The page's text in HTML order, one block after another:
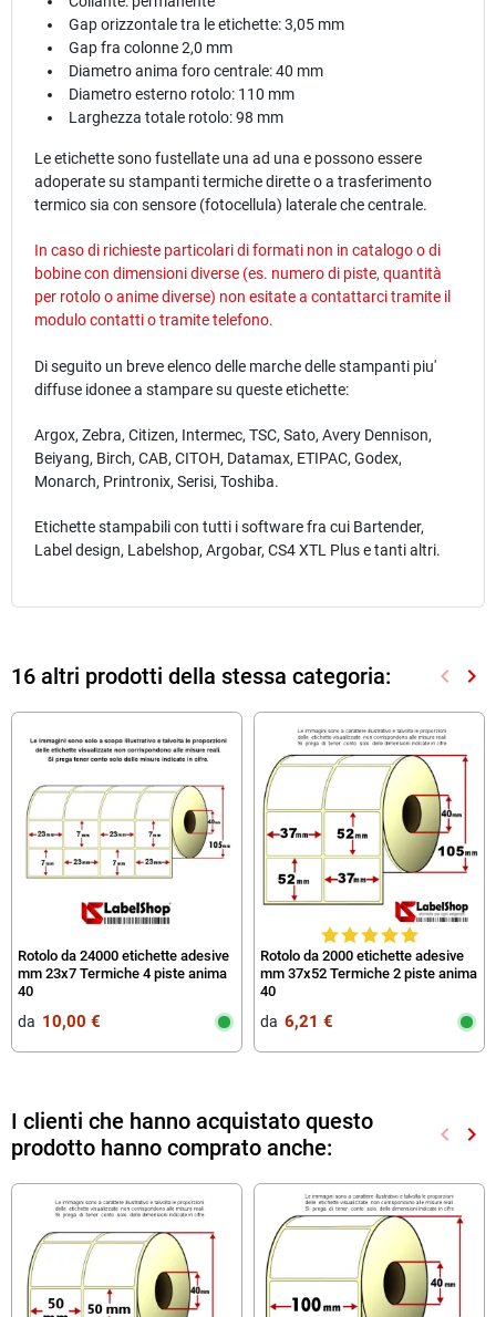
Gap orizzontale tra le etichette: 3,05 mm
Gap fra colonne 2,0 mm
Diametro anima foro centrale: 40 mm
Diametro esterno rotolo: 110 mm
Larghezza totale rotolo: 98 mm
Le etichette sono fustellate una ad una e possono essere
adoperate su stampanti termiche dirette o a trasferimento
termico sia con sensore (fotocellula) laterale che centrale.
In caso di richieste particolari di formati non in catalogo o di
bobine con dimensioni diverse (es. numero di piste, quantità
per rotolo o anime diverse) non esitate a contattarci tramite il
modulocontattio tramite telefono.
Di seguito un breve elenco delle marche delle stampanti piu'
diffuse idonee a stampare su queste etichette:
Argox, Zebra, Citizen, Intermec, TSC, Sato, Avery Dennison,
Beiyang, Birch, CAB, CITOH, Datamax, ETIPAC, Godex,
Monarch, Printronix, Serisi, Toshiba.
Etichette stampabili con tutti i software fra cui Bartender,
Label design, Labelshop, Argobar, CS4 XTL Plus e tanti altri.
16 altri prodotti della stessa categoria: keyboard_arrow_left keyboard_arrow_right
Rotolo da 24000 etichette adesive
mm 23x7 Termiche 4 piste anima
40
da‎ ‎ 10,00 €
Rotolo da 2000 etichette adesive
mm 37x52 Termiche 2 piste anima
40
da‎ ‎ 6,21 €
I clienti che hanno acquistato questo
prodotto hanno comprato anche:
keyboard_arrow_left keyboard_arrow_right